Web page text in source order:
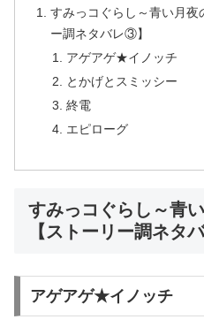
すみっコぐらし～青い月夜
ー調ネタバレ③】
アゲアゲ★イノッチ
とかげとスミッシー
終電
エピローグ
すみっコぐらし～青
【ストーリー調ネタ
アゲアゲ★イノッチ